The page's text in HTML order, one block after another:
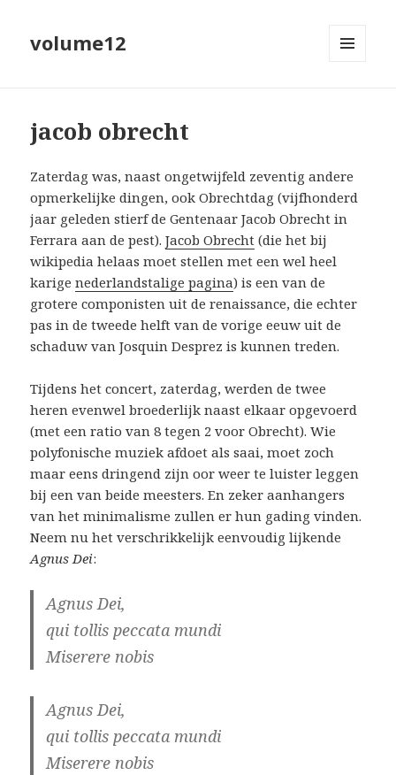
volume12
jacob obrecht
Zaterdag was, naast ongetwijfeld zeventig andere
opmerkelijke dingen, ook Obrechtdag (vijfhonderd
jaar geleden stierf de Gentenaar Jacob Obrecht in
Ferrara aan de pest).Jacob Obrecht (die het bij
wikipedia helaas moet stellen met een wel heel
karigenederlandstalige pagina) is een van de
grotere componisten uit de renaissance, die echter
pas in de tweede helft van de vorige eeuw uit de
schaduw van Josquin Desprez is kunnen treden.
Tijdens het concert, zaterdag, werden de twee
heren evenwel broederlijk naast elkaar opgevoerd
(met een ratio van 8 tegen 2 voor Obrecht). Wie
polyfonische muziek afdoet als saai, moet zoch
maar eens dringend zijn oor weer te luister leggen
bij een van beide meesters. En zeker aanhangers
van het minimalisme zullen er hun gading vinden.
Neem nu het verschrikkelijk eenvoudig lijkende
Agnus Dei:
Agnus Dei,
qui tollis peccata mundi
Miserere nobis
Agnus Dei,
qui tollis peccata mundi
Miserere nobis